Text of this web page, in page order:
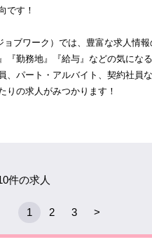
です！
ョブワーク）では、豊富な求人情報
『勤務地』『給与』などの気にな
、パート・アルバイト、契約社員
りの求人がみつかります！
件の求人
1 2 3 >